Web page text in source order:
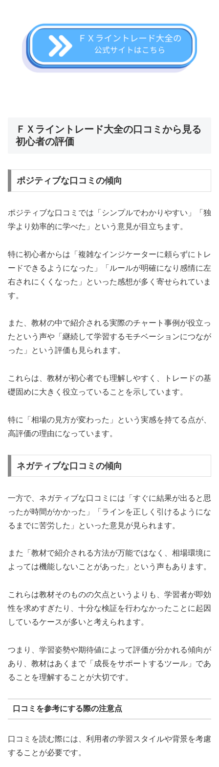
ＦＸライントレード大全の口コミから見る
初心者の評価
ポジティブな口コミの傾向
ポジティブな口コミでは「シンプルでわかりやすい」「独
学より効率的に学べた」という意見が目立ちます。
特に初心者からは「複雑なインジケーターに頼らずにトレ
ードできるようになった」「ルールが明確になり感情に左
右されにくくなった」といった感想が多く寄せられていま
す。
また、教材の中で紹介される実際のチャート事例が役立っ
たという声や「継続して学習するモチベーションにつなが
った」という評価も見られます。
これらは、教材が初心者でも理解しやすく、トレードの基
礎固めに大きく役立っていることを示しています。
特に「相場の見方が変わった」という実感を持てる点が、
高評価の理由になっています。
ネガティブな口コミの傾向
一方で、ネガティブな口コミには「すぐに結果が出ると思
ったが時間がかかった」「ラインを正しく引けるようにな
るまでに苦労した」といった意見が見られます。
また「教材で紹介される方法が万能ではなく、相場環境に
よっては機能しないことがあった」という声もあります。
これらは教材そのものの欠点というよりも、学習者が即効
性を求めすぎたり、十分な検証を行わなかったことに起因
しているケースが多いと考えられます。
つまり、学習姿勢や期待値によって評価が分かれる傾向が
あり、教材はあくまで「成長をサポートするツール」であ
ることを理解することが大切です。
口コミを参考にする際の注意点
口コミを読む際には、利用者の学習スタイルや背景を考慮
することが必要です。